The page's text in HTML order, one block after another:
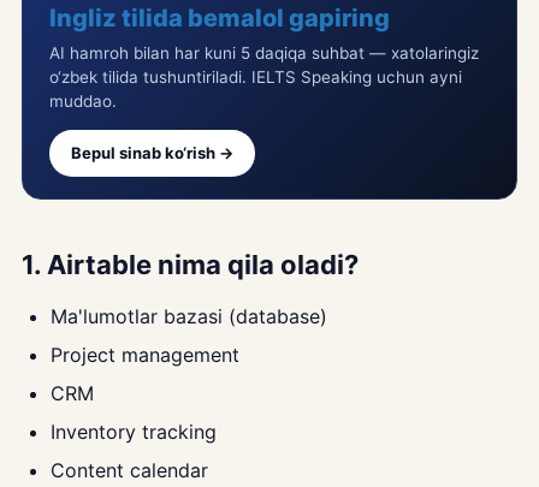
Ingliz tilida bemalol gapiring
AI hamroh bilan har kuni 5 daqiqa suhbat — xatolaringiz
o‘zbek tilida tushuntiriladi. IELTS Speaking uchun ayni
muddao.
Bepul sinab ko‘rish →
1. Airtable nima qila oladi?
Ma'lumotlar bazasi (database)
Project management
CRM
Inventory tracking
Content calendar